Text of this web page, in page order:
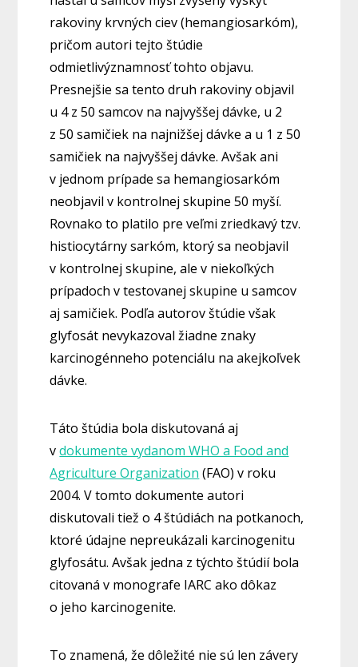
rakoviny krvných ciev (hemangiosarkóm),
pričom autori tejto štúdie
odmietlivýznamnosť tohto objavu.
Presnejšie sa tento druh rakoviny objavil
u 4 z 50 samcov na najvyššej dávke, u 2
z 50 samičiek na najnižšej dávke a u 1 z 50
samičiek na najvyššej dávke. Avšak ani
v jednom prípade sa hemangiosarkóm
neobjavil v kontrolnej skupine 50 myší.
Rovnako to platilo pre veľmi zriedkavý tzv.
histiocytárny sarkóm, ktorý sa neobjavil
v kontrolnej skupine, ale v niekoľkých
prípadoch v testovanej skupine u samcov
aj samičiek. Podľa autorov štúdie však
glyfosát nevykazoval žiadne znaky
karcinogénneho potenciálu na akejkoľvek
dávke.
Táto štúdia bola diskutovaná aj
vdokumente vydanom WHO a Food and
Agriculture Organization (FAO) v roku
2004. V tomto dokumente autori
diskutovali tiež o 4 štúdiách na potkanoch,
ktoré údajne nepreukázali karcinogenitu
glyfosátu. Avšak jedna z týchto štúdií bola
citovaná v monografe IARC ako dôkaz
o jeho karcinogenite.
To znamená, že dôležité nie sú len závery